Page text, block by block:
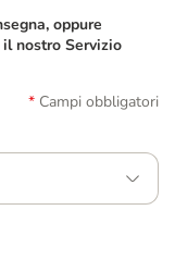
oppure
nostro Servizio
Campi obbligatori